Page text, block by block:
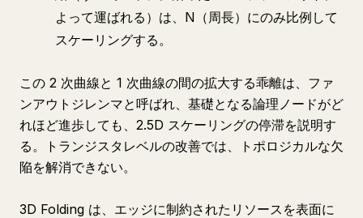
よって運ばれる）は、N（周長）にのみ比例して
スケーリングする。
この 2 次曲線と 1 次曲線の間の拡大する乖離は、ファ
ンアウトジレンマと呼ばれ、基礎となる論理ノードがど
れほど進歩しても、2.5D スケーリングの停滞を説明す
る。トランジスタレベルの改善では、トポロジカルな欠
陥を解消できない。
3D Folding は、エッジに制約されたリソースを表面に